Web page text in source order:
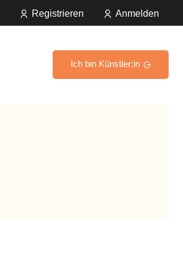
Registrieren Anmelden
Ich bin Künstler:in